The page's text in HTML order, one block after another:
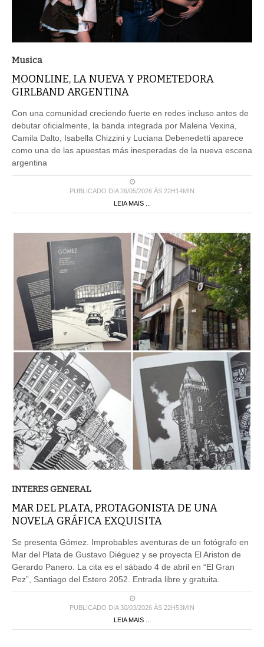
Musica
MOONLINE, LA NUEVA Y PROMETEDORA
GIRLBAND ARGENTINA
Con una comunidad creciendo fuerte en redes incluso antes de
debutar oficialmente, la banda integrada por Malena Vexina,
Camila Dalto, Isabella Chizzini y Luciana Debenedetti aparece
como una de las apuestas más inesperadas de la nueva escena
argentina
PUBLICADO DIA 26/05/2026 ÀS 22H14MIN
LEIA MAIS ...
INTERES GENERAL
MAR DEL PLATA, PROTAGONISTA DE UNA
NOVELA GRÁFICA EXQUISITA
Se presenta Gómez. Improbables aventuras de un fotógrafo en
Mar del Plata de Gustavo Diéguez y se proyecta El Ariston de
Gerardo Panero. La cita es el sábado 4 de abril en “El Gran
Pez”, Santiago del Estero 2052. Entrada libre y gratuita.
PUBLICADO DIA 30/03/2026 ÀS 22H53MIN
LEIA MAIS ...